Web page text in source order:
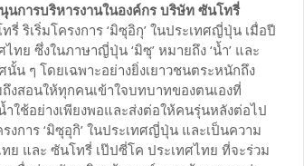
การบริหารงานในองค์กร บริษัท ซันโทรี่
รี่ ริเริ่มโครงการ ‘มิซุอิกุ’ ในประเทศญี่ปุ่น เมื่อปี
ย ซึ่งในภาษาญี่ปุ่น ‘มิซุ’ หมายถึง ‘น้ำ’ และ
นั้น ๆ โดยเฉพาะอย่างยิ่งเยาวชนตระหนักถึง
สอนให้ทุกคนเข้าใจบทบาทของตนเองที่
ใช้อย่างเพียงพอและส่งต่อให้คนรุ่นหลังต่อไป
การ ‘มิซุอุกิ’ ในประเทศญี่ปุ่น และเป็นความ
ย และ ซันโทรี่ เป๊ปซี่โค ประเทศไทย ที่จะร่วม